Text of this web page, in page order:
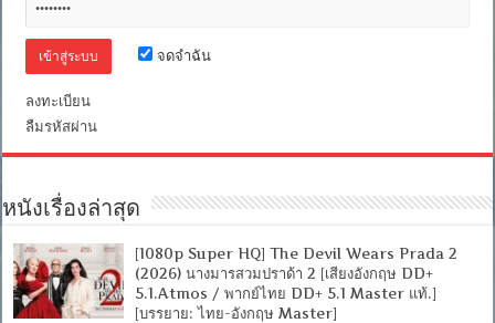
Master
PGS
ชัด]
[MASTER]
[MKV]
จดจำฉัน
ลงทะเบียน
ลืมรหัสผ่าน
หนังเรื่องล่าสุด
[1080p Super HQ] The Devil Wears Prada 2
(2026) นางมารสวมปราด้า 2 [เสียงอังกฤษ DD+
5.1.Atmos / พากย์ไทย DD+ 5.1 Master แท้.]
[บรรยาย: ไทย-อังกฤษ Master]